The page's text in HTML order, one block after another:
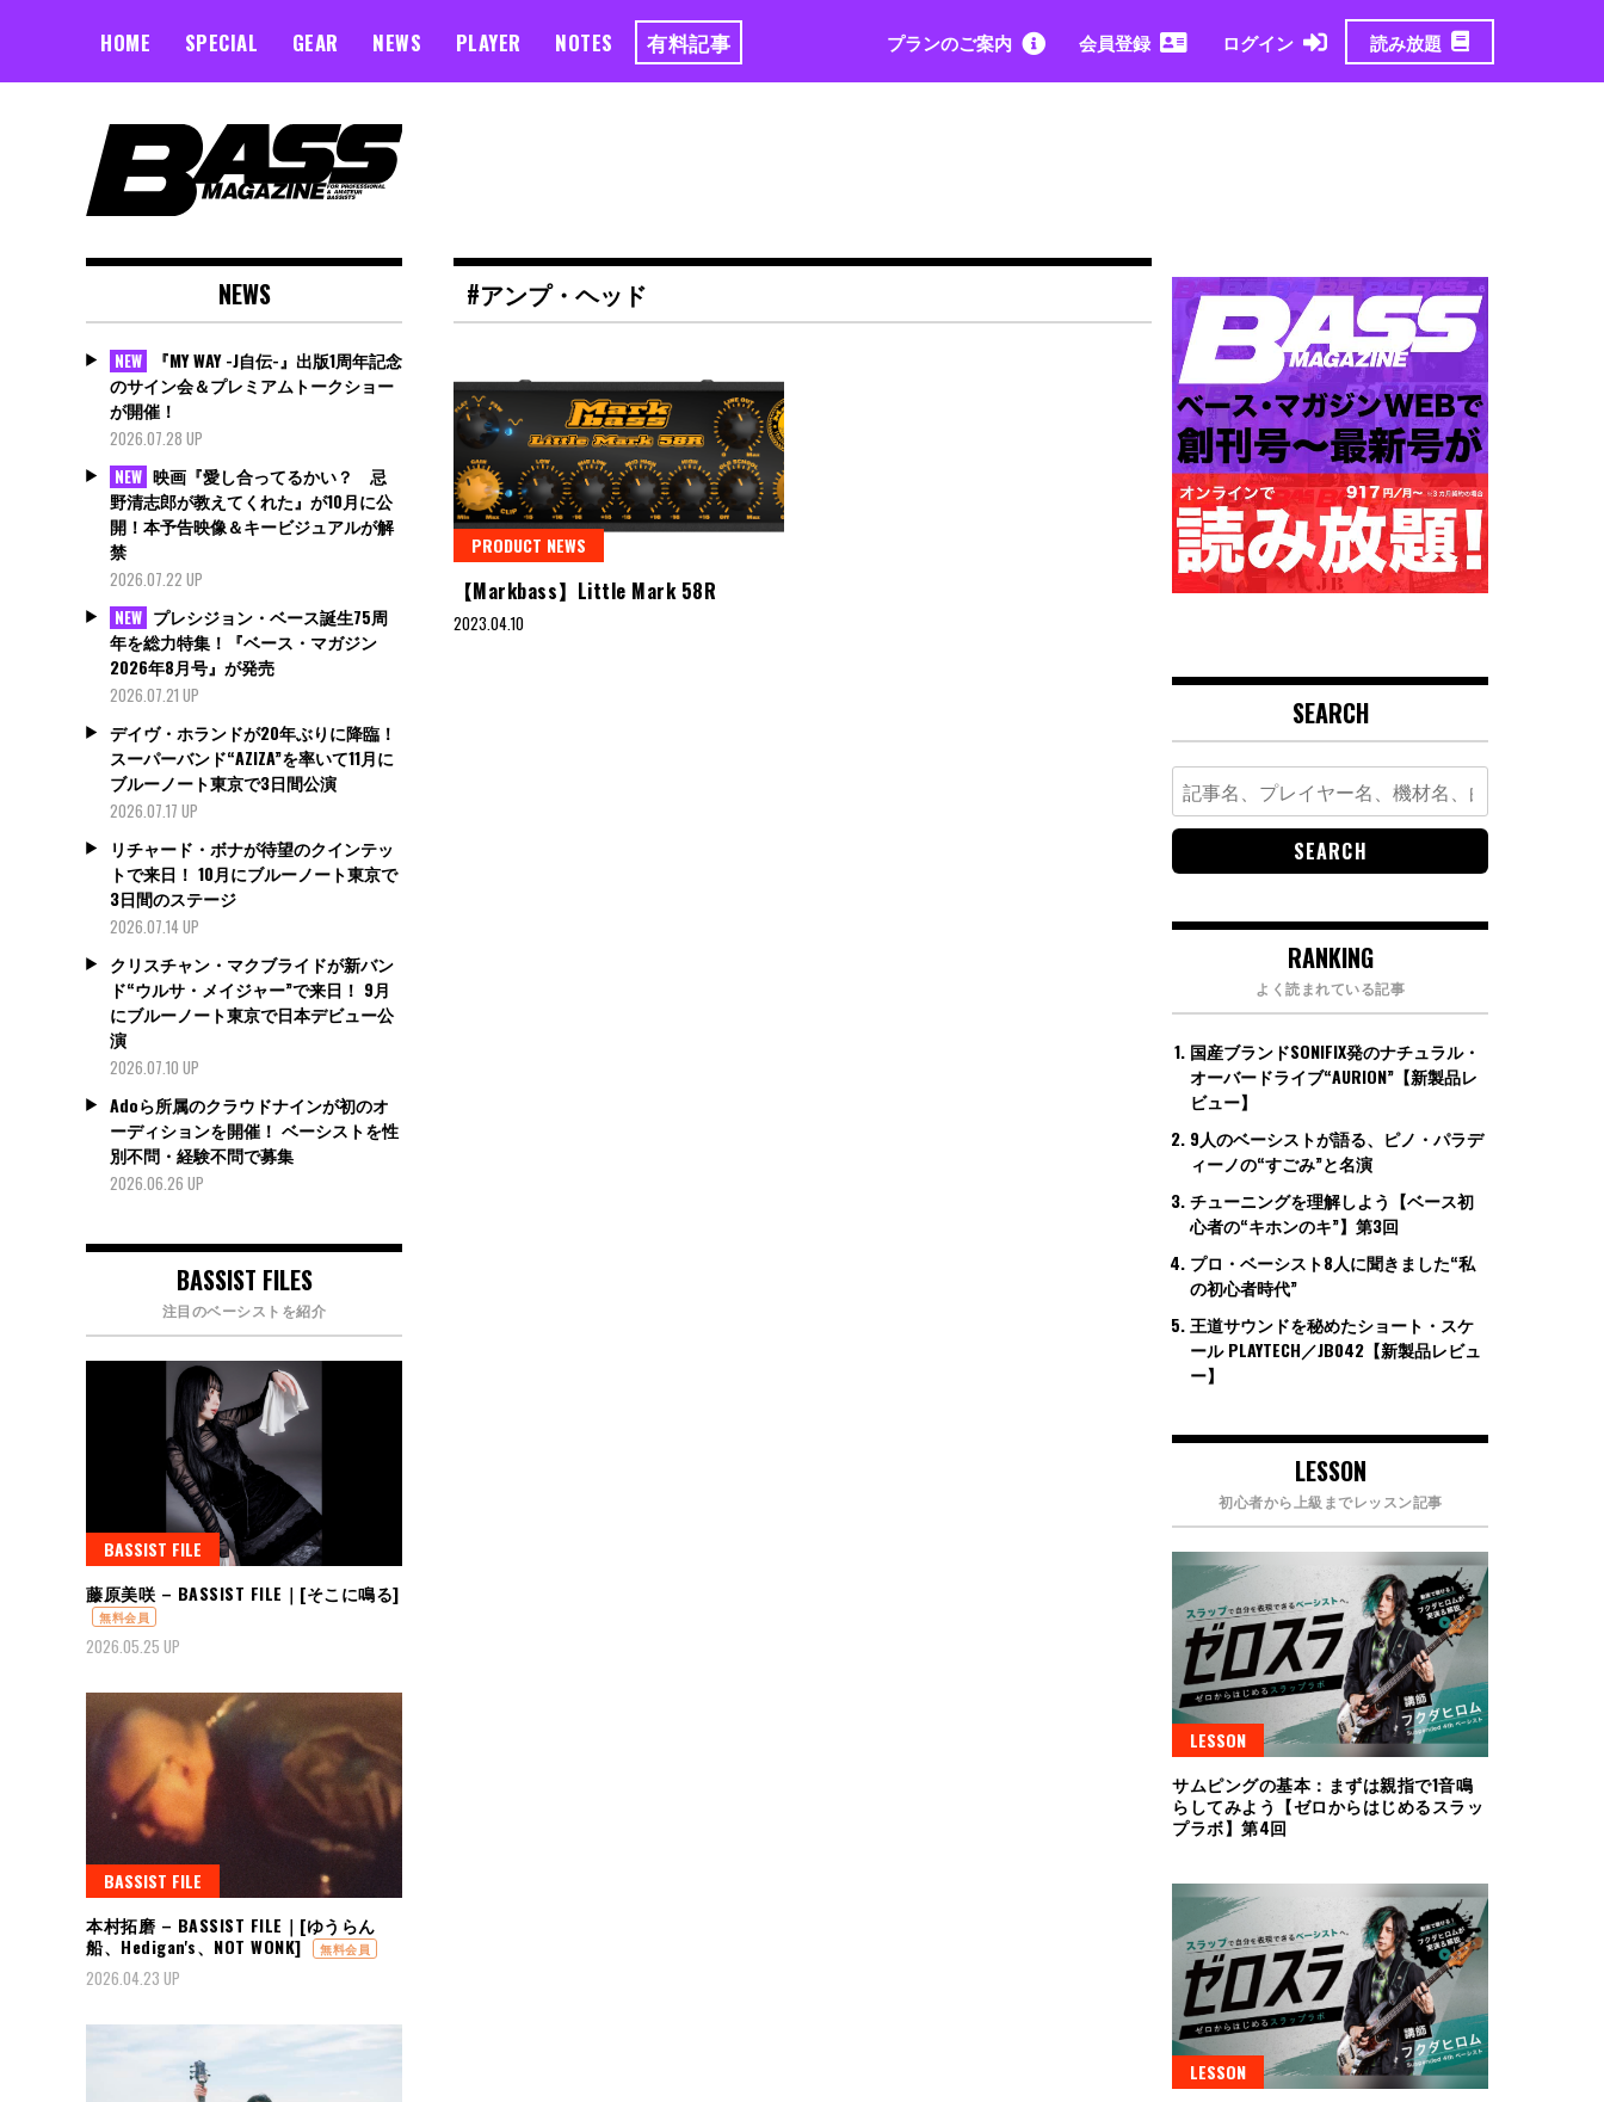
HOME SPECIAL GEAR NEWS PLAYER NOTES 有料記事 プランのご案内 会員登録 ログイン 読み放題
#アンプ・ヘッド
PRODUCT NEWS
【Markbass】Little Mark 58R
2023.04.10
NEWS
NEW
『MY WAY -J自伝-』出版1周年記念
のサイン会＆プレミアムトークショー
が開催！
2026.07.28 UP
NEW 映画『愛し合ってるかい？ 忌
野清志郎が教えてくれた』が10月に公
開！本予告映像＆キービジュアルが解
禁
2026.07.22 UP
NEW プレシジョン・ベース誕生75周
年を総力特集！『ベース・マガジン
2026年8月号』が発売
2026.07.21 UP
デイヴ・ホランドが20年ぶりに降臨！
スーパーバンド“AZIZA”を率いて11月に
ブルーノート東京で3日間公演
2026.07.17 UP
リチャード・ボナが待望のクインテッ
トで来日！ 10月にブルーノート東京で
3日間のステージ
2026.07.14 UP
クリスチャン・マクブライドが新バン
ド“ウルサ・メイジャー”で来日！ 9月
にブルーノート東京で日本デビュー公
演
2026.07.10 UP
Adoら所属のクラウドナインが初のオ
ーディションを開催！ ベーシストを性
別不問・経験不問で募集
2026.06.26 UP
BASSIST FILES
注目のベーシストを紹介
BASSIST FILE
藤原美咲 – BASSIST FILE｜[そこに鳴る]
無料会員
2026.05.25 UP
BASSIST FILE
本村拓磨 – BASSIST FILE｜[ゆうらん
船、Hedigan's、NOT WONK]
無料会員
2026.04.23 UP
SEARCH
Search
for:
RANKING
よく読まれている記事
国産ブランドSONIFIX発のナチュラル・
オーバードライブ“AURION”【新製品レ
ビュー】
9人のベーシストが語る、ピノ・パラデ
ィーノの“すごみ”と名演
チューニングを理解しよう【ベース初
心者の“キホンのキ”】第3回
プロ・ベーシスト8人に聞きました“私
の初心者時代”
王道サウンドを秘めたショート・スケ
ール PLAYTECH／JB042【新製品レビュ
ー】
LESSON
初心者から上級までレッスン記事
LESSON
サムピングの基本：まずは親指で1音鳴
らしてみよう【ゼロからはじめるスラッ
プラボ】第4回
LESSON